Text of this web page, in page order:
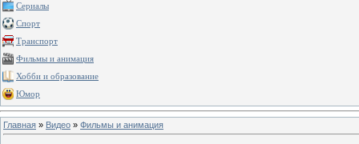
Сериалы
Спорт
Транспорт
Фильмы и анимация
Хобби и образование
Юмор
Главная » Видео » Фильмы и анимация